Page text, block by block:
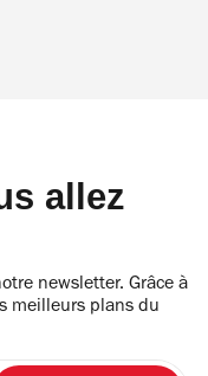
allez
newsletter. Grâce à
meilleurs plans du